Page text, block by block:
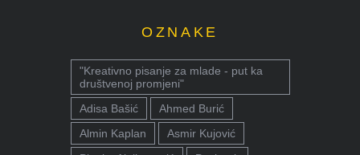
OZNAKE
"Kreativno pisanje za mlade - put ka
društvenoj promjeni"
Adisa Bašić
Ahmed Burić
Almin Kaplan
Asmir Kujović